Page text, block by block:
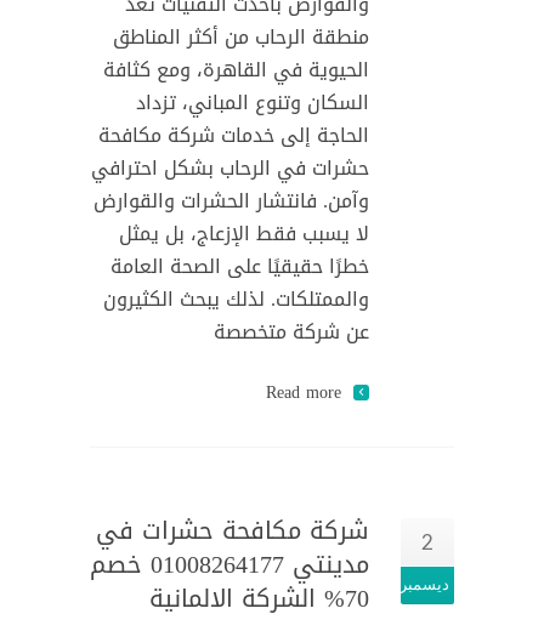
منطقة الرحاب من أكثر المناطق
الحيوية في القاهرة، ومع كثافة
السكان وتنوع المباني، تزداد
الحاجة إلى خدمات شركة مكافحة
حشرات في الرحاب بشكل احترافي
وآمن. فانتشار الحشرات والقوارض
لا يسبب فقط الإزعاج، بل يمثل
خطرًا حقيقيًا على الصحة العامة
والممتلكات. لذلك يبحث الكثيرون
عن شركة متخصصة
Read more
2
ديسمبر
شركة مكافحة حشرات في
مدينتي 01008264177 خصم
70% الشركة الالمانية